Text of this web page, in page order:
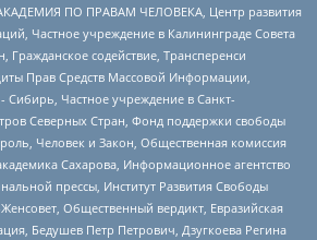
АКАДЕМИЯ ПО ПРАВАМ ЧЕЛОВЕКА, Центр развития
Частное учреждение в Калининграде Совета
Гражданское содействие, Трансперенси
Прав Средств Массовой Информации,
- Сибирь, Частное учреждение в Санкт-
Северных Стран, Фонд поддержки свободы
Человек и Закон, Общественная комиссия
Сахарова, Информационное агентство
прессы, Институт Развития Свободы
Общественный вердикт, Евразийская
Бедушев Петр Петрович, Дзугкоева Регина